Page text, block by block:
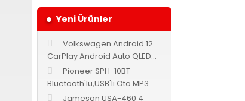
Yeni Ürünler
Volkswagen Android 12
CarPlay Android Auto QLED
Multimedya Navix
Pioneer SPH-10BT
Bluetooth'lu,USB'li Oto MP3
TeypJameson USA-460 4